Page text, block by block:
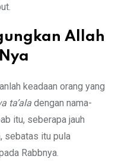
Allah
keadaan orang yang
ta’ala dengan nama-
itu, seberapa jauh
sebatas itu pula
Rabbnya.